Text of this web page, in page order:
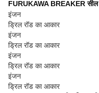
FURUKAWA BREAKER सील
इंजन
ड्रिल रॉड का आकार
इंजन
ड्रिल रॉड का आकार
इंजन
ड्रिल रॉड का आकार
इंजन
ड्रिल रॉड का आकार